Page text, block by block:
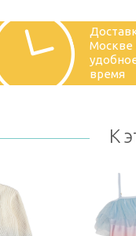
Москве
время
К